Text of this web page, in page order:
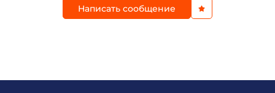
Написать сообщение